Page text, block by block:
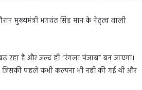
मुख्यमंत्री भगवंत सिंह मान के नेतृत्व वाली
है और जल्द ही “रंगला पंजाब” बन जाएगा।
जिसकी पहले कभी कल्पना भी नहीं की गई थी और